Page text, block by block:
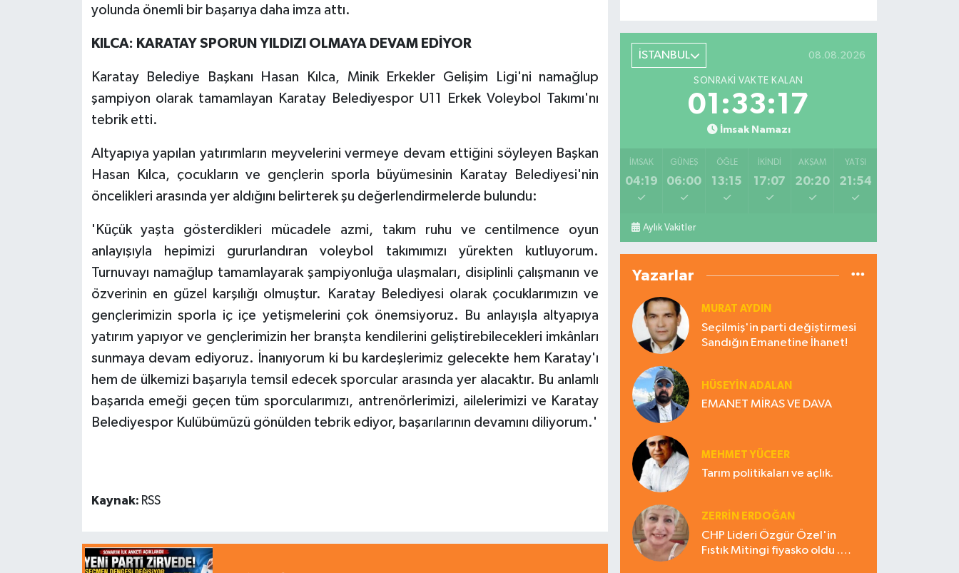
yolunda önemli bir başarıya daha imza attı.
KILCA: KARATAY SPORUN YILDIZI OLMAYA DEVAM EDİYOR
Karatay Belediye Başkanı Hasan Kılca, Minik Erkekler Gelişim Ligi'ni namağlup
şampiyon olarak tamamlayan Karatay Belediyespor U11 Erkek Voleybol Takımı'nı
tebrik etti.
Altyapıya yapılan yatırımların meyvelerini vermeye devam ettiğini söyleyen Başkan
Hasan Kılca, çocukların ve gençlerin sporla büyümesinin Karatay Belediyesi'nin
öncelikleri arasında yer aldığını belirterek şu değerlendirmelerde bulundu:
'Küçük yaşta gösterdikleri mücadele azmi, takım ruhu ve centilmence oyun
anlayışıyla hepimizi gururlandıran voleybol takımımızı yürekten kutluyorum.
Turnuvayı namağlup tamamlayarak şampiyonluğa ulaşmaları, disiplinli çalışmanın ve
özverinin en güzel karşılığı olmuştur. Karatay Belediyesi olarak çocuklarımızın ve
gençlerimizin sporla iç içe yetişmelerini çok önemsiyoruz. Bu anlayışla altyapıya
yatırım yapıyor ve gençlerimizin her branşta kendilerini geliştirebilecekleri imkânları
sunmaya devam ediyoruz. İnanıyorum ki bu kardeşlerimiz gelecekte hem Karatay'ı
hem de ülkemizi başarıyla temsil edecek sporcular arasında yer alacaktır. Bu anlamlı
başarıda emeği geçen tüm sporcularımızı, antrenörlerimizi, ailelerimizi ve Karatay
Belediyespor Kulübümüzü gönülden tebrik ediyor, başarılarının devamını diliyorum.'
Kaynak: RSS
İSTANBUL 08.08.2026
SONRAKI VAKTE KALAN
01:33:16
İmsak Namazı
İMSAK
04:19
GÜNEŞ
06:00
ÖĞLE
13:15
İKINDI
17:07
AKŞAM
20:20
YATSI
21:54
Aylık Vakitler
Yazarlar
MURAT AYDIN
Seçilmiş'in parti değiştirmesi
Sandığın Emanetine İhanet!
HÜSEYIN ADALAN
EMANET MİRAS VE DAVA
MEHMET YÜCEER
Tarım politikaları ve açlık.
ZERRIN ERDOĞAN
CHP Lideri Özgür Özel'in
Fıstık Mitingi fiyasko oldu .